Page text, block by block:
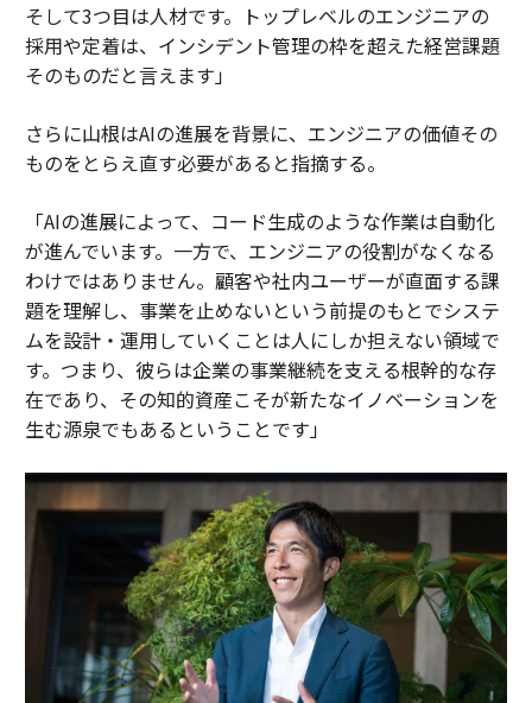
そして3つ目は人材です。トップレベルのエンジニアの
採用や定着は、インシデント管理の枠を超えた経営課題
そのものだと言えます」
さらに山根はAIの進展を背景に、エンジニアの価値その
ものをとらえ直す必要があると指摘する。
「AIの進展によって、コード生成のような作業は自動化
が進んでいます。一方で、エンジニアの役割がなくなる
わけではありません。顧客や社内ユーザーが直面する課
題を理解し、事業を止めないという前提のもとでシステ
ムを設計・運用していくことは人にしか担えない領域で
す。つまり、彼らは企業の事業継続を支える根幹的な存
在であり、その知的資産こそが新たなイノベーションを
生む源泉でもあるということです」